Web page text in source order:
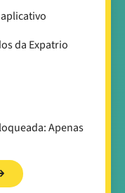
da Expatrio
Apenas